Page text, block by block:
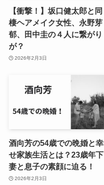
【衝撃！】坂口健太郎と同
棲ヘアメイク女性、永野芽
郁、田中圭の４人に繋がり
が？
2026年2月3日
酒向芳の54歳での晩婚と幸
せ家族生活とは？23歳年下
妻と息子の素顔に迫る！
2026年2月3日